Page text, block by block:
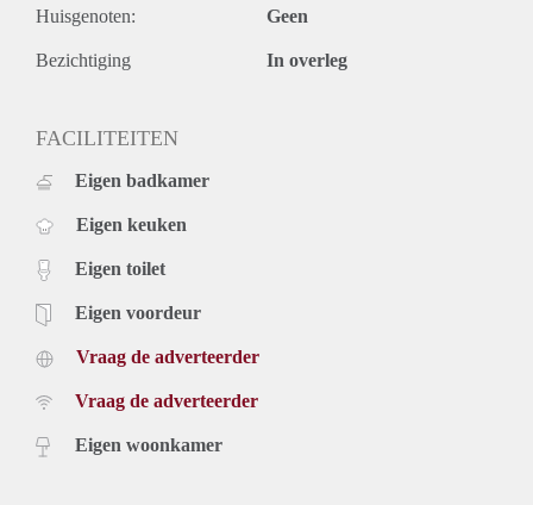
- Huisdieren zijn niet toegestaan;
- De woning wordt gestoffeerd, ongemeubileerd aangeboden;
- Huurprijs is exclusief g/w/e/tv/internet en gebruikerslasten;
voorkeur aan voor: 1 of 2 personen - met voltijd baan (niet
Huisgenoten: Geen
Bezichtiging In overleg
FACILITEITEN
Eigen badkamer
Eigen keuken
Eigen toilet
Eigen voordeur
Vraag de adverteerder
Vraag de adverteerder
Eigen woonkamer